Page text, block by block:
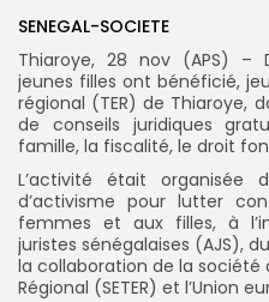
SENEGAL-SOCIETE
Thiaroye, 28 nov (APS) –
jeunes filles ont bénéficié,
régional (TER) de Thiaroye,
de conseils juridiques
famille, la fiscalité, le droit
L’activité était organisée
d’activisme pour lutter
femmes et aux filles, à
juristes sénégalaises (AJS),
la collaboration de la société
Régional (SETER) et l’Union